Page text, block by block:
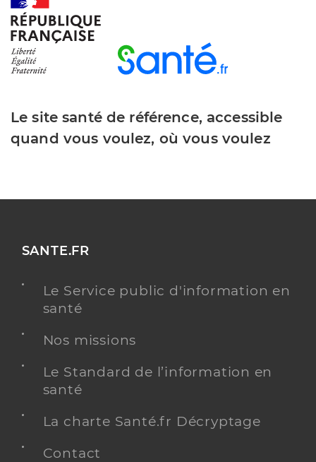
Le site santé de référence, accessible
quand vous voulez, où vous voulez
SANTE.FR
Le Service public d'information en
santé
Nos missions
Le Standard de l’information en
santé
La charte Santé.fr Décryptage
Contact